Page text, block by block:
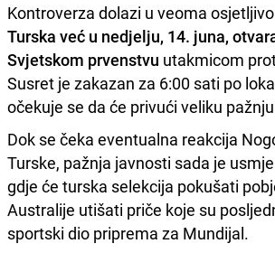
Kontroverza dolazi u veoma
Turska već u nedjelju, 14. juna,
Svjetskom prvenstvu utakmicom
Susret je zakazan za 6:00 sati po
očekuje se da će privući veliku
Dok se čeka eventualna reakcija
Turske, pažnja javnosti sada je
gdje će turska selekcija pokušati
Australije utišati priče koje su
sportski dio priprema za Mundijal.